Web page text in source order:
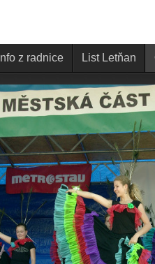
Info z radnice List Letňan